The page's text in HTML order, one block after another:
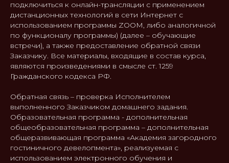
подключиться к онлайн-трансляции с применением
дистанционных технологий в сети Интернет с
использованием программы ZOOM, либо аналогичной
по функционалу программы) (далее – обучающие
встречи), а также предоставление обратной связи
Заказчику. Все материалы, входящие в состав курса,
являются произведениями в смысле ст. 1259
Гражданского кодекса РФ.
Обратная связь – проверка Исполнителем
выполненного Заказчиком домашнего задания.
Образовательная программа - дополнительная
общеобразовательная программа – дополнительная
общеразвивающая программа «Академия загородного
гостиничного девелопмента», реализуемая с
использованием электронного обучения и